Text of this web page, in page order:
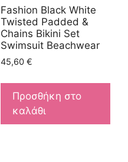
Fashion Black White
Twisted Padded &
Chains Bikini Set
Swimsuit Beachwear
45,60 €
Προσθήκη στο
καλάθι